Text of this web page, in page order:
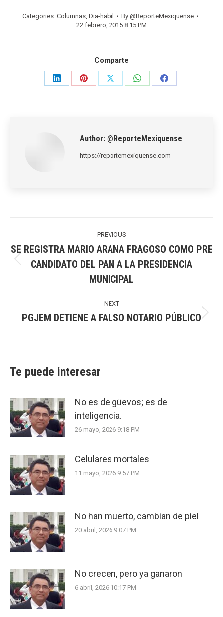
Categories: Columnas, Dia-habil By @ReporteMexiquense
22 febrero, 2015 8:15 PM
Comparte
Share
Share
Share
Share
Share
Author: @ReporteMexiquense
https://reportemexiquense.com
PREVIOUS
Previous
post:
SE REGISTRA MARIO ARANA FRAGOSO COMO PRE
CANDIDATO DEL PAN A LA PRESIDENCIA
MUNICIPAL
NEXT
Next
PGJEM DETIENE A FALSO NOTARIO PÚBLICO
Te puede interesar
No es de güevos; es de
inteligencia.
26 mayo, 2026 9:18 PM
Celulares mortales
11 mayo, 2026 9:57 PM
No han muerto, cambian de piel
20 abril, 2026 9:07 PM
No crecen, pero ya ganaron
6 abril, 2026 10:17 PM